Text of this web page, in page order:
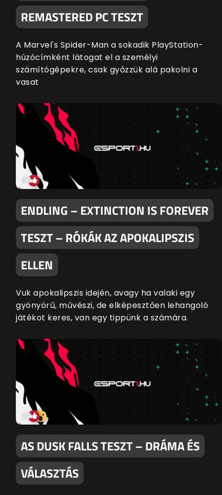
REMASTERED PC TESZT
A Marvel's Spider-Man a sokadik PlayStation-
húzócímként látogat el a személyi
számítógépekre, csak győzzük alá pakolni a
vasat
ENDLING – EXTINCTION IS FOREVER
TESZT – RÓKÁK AZ APOKALIPSZIS
ELLEN
Vuk apokalipszis idején, avagy ha valaki egy
gyönyörű, művészi, de elképesztően lehangoló
játékot keres, van egy tippünk a számára.
AS DUSK FALLS TESZT – DRÁMA ÉS
VÁLASZTÁS